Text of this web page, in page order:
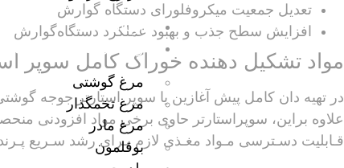
ارتباط با ما
راهنمای پرورش و تغذیه
مرغ گوشتی
مرغ تخمگذار
مرغ مادر
بوقلمون
تعدیل جمعیت میکروفلورای دستگاه گوارش
افزایش سطح جذب و بهبود عملکرد دستگاه‌گوارش
مواد تشکیل دهنده خوراک کامل سوپر
در تهیه دان کامل پیش آغازین یا سوپر استارتر جوجه
علاوه براین، سوپراستارتر حاوی برخی مواد افزودنی
قـابلیت دسـترسی مـواد مغـذی لازم بـرای رشد سـریع